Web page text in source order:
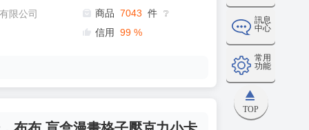
訊息
中心
常用
功能
TOP
限公司
商品 7043 件 ❔
信用 99 %